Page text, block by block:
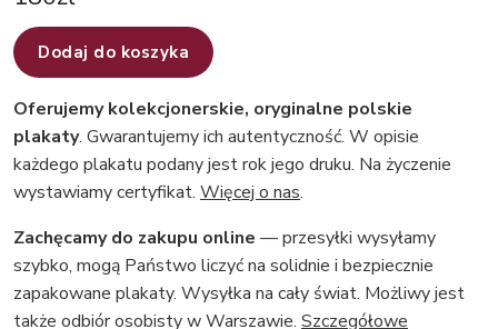
Dodaj do koszyka
Oferujemy kolekcjonerskie, oryginalne polskie
plakaty. Gwarantujemy ich autentyczność. W opisie
każdego plakatu podany jest rok jego druku. Na życzenie
wystawiamy certyfikat. Więcej o nas.
Zachęcamy do zakupu online — przesyłki wysyłamy
szybko, mogą Państwo liczyć na solidnie i bezpiecznie
zapakowane plakaty. Wysyłka na cały świat. Możliwy jest
także odbiór osobisty w Warszawie. Szczegółowe